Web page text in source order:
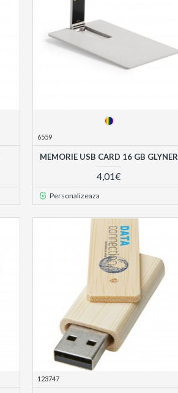
6559
MEMORIE USB CARD 16 GB GLYNER
4,01€
Personalizeaza
123747